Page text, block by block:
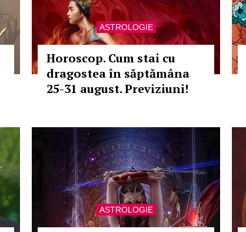
ASTROLOGIE
Horoscop. Cum stai cu
dragostea în săptămâna
25-31 august. Previziuni!
ASTROLOGIE